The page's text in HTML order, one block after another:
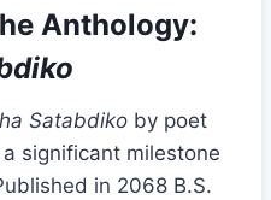
Anthology:
Satabdiko by poet
significant milestone
in 2068 B.S.